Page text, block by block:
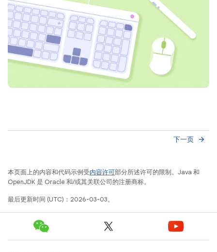
下一页 arrow_forward
本页面上的内容和代码示例受内容许可部分所述许可的限制。Java 和
OpenJDK 是 Oracle 和/或其关联公司的注册商标。
最后更新时间 (UTC)：2026-03-03。